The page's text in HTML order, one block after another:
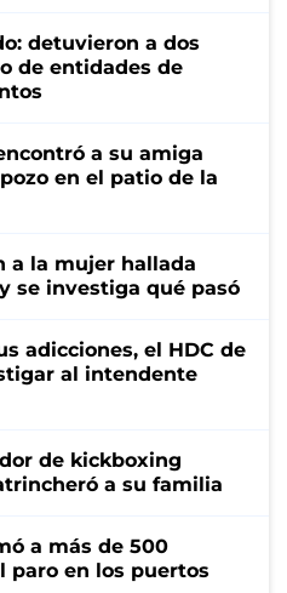
detuvieron a dos
de entidades de
a su amiga
en el patio de la
a la mujer hallada
se investiga qué pasó
adicciones, el HDC de
al intendente
de kickboxing
a su familia
a más de 500
paro en los puertos